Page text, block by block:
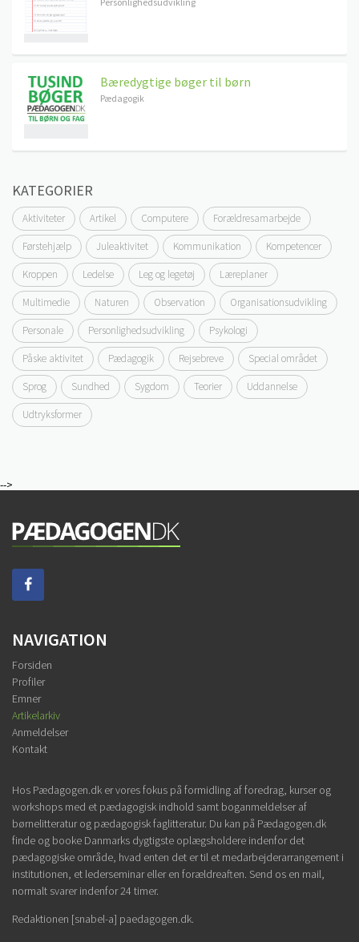
Bæredygtige bøger til børn
Pædagogik
KATEGORIER
Aktiviteter Artikel Computere Forældresamarbejde
Førstehjælp Juleaktivitet Kommunikation Kompetencer
Kroppen Ledelse Leg og legetøj Læreplaner
Multimedie Naturen Observation Organisationsudvikling
Personale Personlighedsudvikling Psykologi
Påske aktivitet Pædagogik Rejsebreve Special området
Sprog Sundhed Sygdom Teorier Uddannelse
Udtryksformer
-->
NAVIGATION
Forsiden
Profiler
Emner
Artikelarkiv
Anmeldelser
Kontakt
Hos Pædagogen.dk er vores fokus på formidling af foredrag, kurser og
workshops med et pædagogisk indhold samt boganmeldelser af
børnelitteratur og pædagogisk faglitteratur. Du kan på Pædagogen.dk
finde og booke Danmarks dygtigste oplægsholdere indenfor det
pædagogiske område, hvad enten det er til et medarbejderarrangement i
institutionen, et lederseminar eller en forældreaften. Send os en mail,
normalt svarer indenfor 24 timer.
Redaktionen [snabel-a] paedagogen.dk.